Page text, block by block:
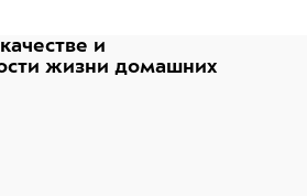
собак всех возрастов (от 6,8
внимание: нет неразрушимых
следует регулярно
если игрушка повреждена,
подходит по размеру и
собаки. Не подлежит
и
жизни домашних